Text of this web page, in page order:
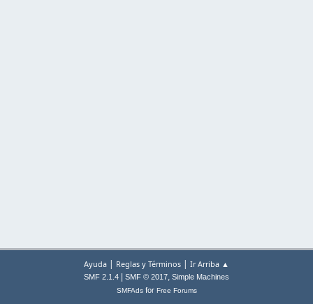
Ayuda | Reglas y Términos | Ir Arriba ▲
SMF 2.1.4 SMF © 2017, Simple Machines
SMFAdsfor Free Forums